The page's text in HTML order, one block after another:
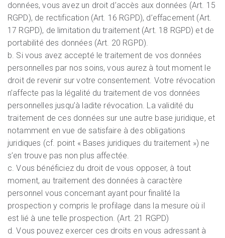
données, vous avez un droit d’accès aux données (Art. 15
RGPD), de rectification (Art. 16 RGPD), d’effacement (Art.
17 RGPD), de limitation du traitement (Art. 18 RGPD) et de
portabilité des données (Art. 20 RGPD).
b. Si vous avez accepté le traitement de vos données
personnelles par nos soins, vous aurez à tout moment le
droit de revenir sur votre consentement. Votre révocation
n’affecte pas la légalité du traitement de vos données
personnelles jusqu’à ladite révocation. La validité du
traitement de ces données sur une autre base juridique, et
notamment en vue de satisfaire à des obligations
juridiques (cf. point « Bases juridiques du traitement ») ne
s’en trouve pas non plus affectée.
c. Vous bénéficiez du droit de vous opposer, à tout
moment, au traitement des données à caractère
personnel vous concernant ayant pour finalité la
prospection y compris le profilage dans la mesure où il
est lié à une telle prospection. (Art. 21 RGPD)
d. Vous pouvez exercer ces droits en vous adressant à